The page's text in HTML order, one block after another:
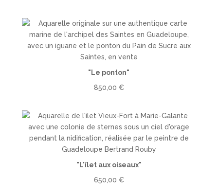
"Le ponton"
850,00 €
"L'îlet aux oiseaux"
650,00 €